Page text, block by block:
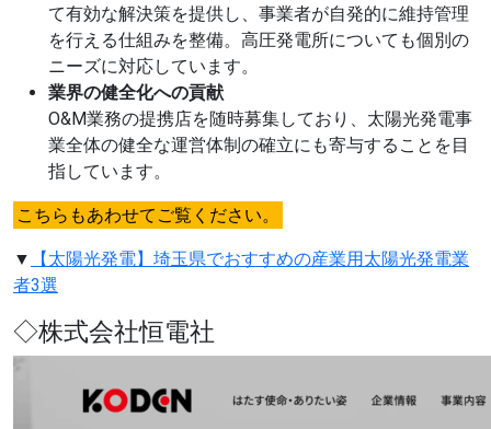
て有効な解決策を提供し、事業者が自発的に維持管理
を行える仕組みを整備。高圧発電所についても個別の
ニーズに対応しています。
業界の健全化への貢献
O&M業務の提携店を随時募集しており、太陽光発電事
業全体の健全な運営体制の確立にも寄与することを目
指しています。
こちらもあわせてご覧ください。
▼
【太陽光発電】埼玉県でおすすめの産業用太陽光発電業
者3選
◇株式会社恒電社